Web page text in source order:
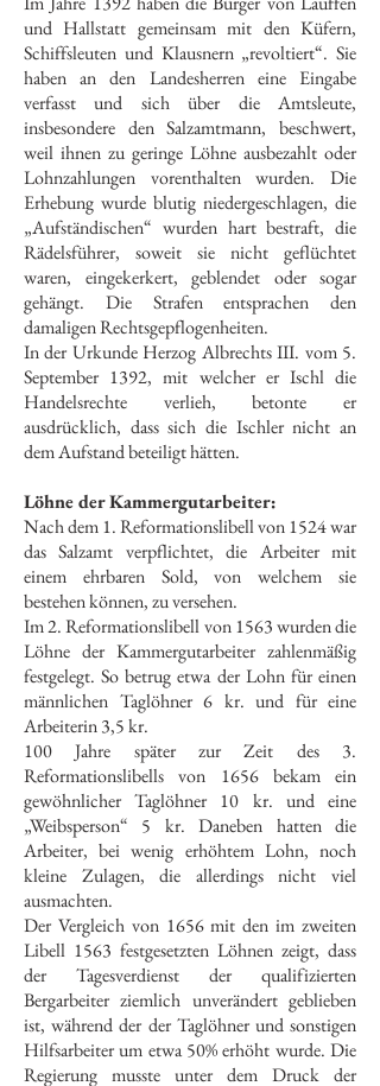
und Hallstatt gemeinsam mit den Küfern,
Schiffsleuten und Klausnern „revoltiert“. Sie
haben an den Landesherren eine Eingabe
verfasst und sich über die Amtsleute,
insbesondere den Salzamtmann, beschwert,
weil ihnen zu geringe Löhne ausbezahlt oder
Lohnzahlungen vorenthalten wurden. Die
Erhebung wurde blutig niedergeschlagen, die
„Aufständischen“ wurden hart bestraft, die
Rädelsführer, soweit sie nicht geflüchtet
waren, eingekerkert, geblendet oder sogar
gehängt. Die Strafen entsprachen den
damaligen Rechtsgepflogenheiten.
In der Urkunde Herzog Albrechts III. vom 5.
September 1392, mit welcher er Ischl die
Handelsrechte verlieh, betonte er
ausdrücklich, dass sich die Ischler nicht an
dem Aufstand beteiligt hätten.
Löhne der Kammergutarbeiter:
Nach dem 1. Reformationslibell von 1524 war
das Salzamt verpflichtet, die Arbeiter mit
einem ehrbaren Sold, von welchem sie
bestehen können, zu versehen.
Im 2. Reformationslibell von 1563 wurden die
Löhne der Kammergutarbeiter zahlenmäßig
festgelegt. So betrug etwa der Lohn für einen
männlichen Taglöhner 6 kr. und für eine
Arbeiterin 3,5 kr.
100 Jahre später zur Zeit des 3.
Reformationslibells von 1656 bekam ein
gewöhnlicher Taglöhner 10 kr. und eine
„Weibsperson“ 5 kr. Daneben hatten die
Arbeiter, bei wenig erhöhtem Lohn, noch
kleine Zulagen, die allerdings nicht viel
ausmachten.
Der Vergleich von 1656 mit den im zweiten
Libell 1563 festgesetzten Löhnen zeigt, dass
der Tagesverdienst der qualifizierten
Bergarbeiter ziemlich unverändert geblieben
ist, während der der Taglöhner und sonstigen
Hilfsarbeiter um etwa 50% erhöht wurde. Die
Regierung musste unter dem Druck der